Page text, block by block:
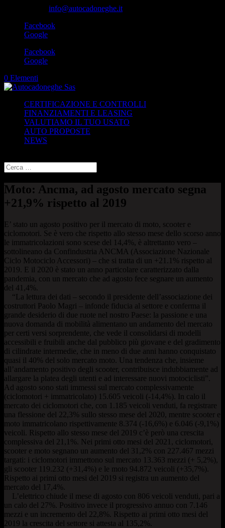
info@autocadoneghe.it
Facebook
Google
Facebook
Google
0 Elementi
CERTIFICAZIONE E CONTROLLI
FINANZIAMENTI E LEASING
VALUTIAMO IL TUO USATO
AUTO PROPOSTE
NEWS
Moto: Ancma, ad agosto mercato segna
+21,9% rispetto al 2019
E’ stato un agosto positivo per il mercato di moto, scooter e
ciclomotori. Se è vero che rispetto allo stesso mese dello scorso anno
le immatricolazioni sono scese del 14,4%, è altrettanto vero –
sottolineano da Confindustria ANCMA (Associazione Nazionale
Ciclo Motociclo Accessori) – che si tratta di un +21.1% rispetto al
2019. E il 2020 è stato un anno particolare caratterizzato dalla
pandemia, con un mercato che ad agosto fece segnare un aumento
del 41,4%.
“La lettura dei dati – secondo il presidente dell’associazione dei
costruttori Paolo Magri – infonde fiducia al settore e conferma il
grande desiderio di due ruote nel nostro Paese: la passione e una
nuova domanda di mobilità alimentano un andamento del mercato
per certi versi sorprendente, che vede il consolidarsi di modelli
accessibili e fruibili anche dal pubblico più giovane e del gradimento
di cilindrate intermedie, che in meno di due anni hanno conquistato
quasi il 40% del solo mercato moto. Una tendenza che, insieme
all’andamento positivo degli scooter, contribuisce indubbiamente ad
allargare la platea degli utenti e ad interessare nuovi motociclisti”.
Ad agosto sono stati immessi sul mercato complessivamente
(ciclomotori + immatricolato) 15.605 veicoli (-14,4%). In calo il
mercato dei ciclomotori che, con 1.185 veicoli venduti, fa registrare
una flessione del 22,3% sullo stesso mese del 2020, mentre scooter e
moto immatricolano rispettivamente 8.374 (-16,6%) e 6.046 (-9,1%)
veicoli. Rispetto allo stesso mese del 2019 c’è però una crescita
complessiva del 21,1%. Nei primi otto mesi del 2021, ciclomotori,
scooter e moto segnano un aumento del 31,2% con 227.467 mezzi
targati: i ciclomotori immettono sul mercato 13.363 mezzi (+ 5,2%),
gli scooter 119.232 (+31,4%) e le moto 94.872 veicoli (+35,7%).
Rispetto ai primi otto mesi del 2019 si registra un aumento del
mercato del 17,4%.
L’elettrico chiude il mese di agosto con 806 veicoli venduti, pari a
un calo del 27%. Positivo invece il progressivo annuo con 7.146
mezzi e un incremento del 22,8%. Rispetto ai primi otto mesi del
2019 la crescita del settore si attesta al 135,2%.